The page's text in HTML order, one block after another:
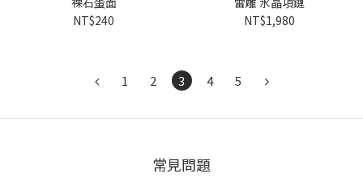
NT$240
NT$1,980
1 2 3 4 5
常見問題